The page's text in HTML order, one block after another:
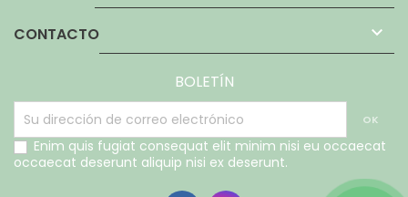
CONTACTO 
BOLETÍN
Enim quis fugiat consequat elit minim nisi eu occaecat
occaecat deserunt aliquip nisi ex deserunt.